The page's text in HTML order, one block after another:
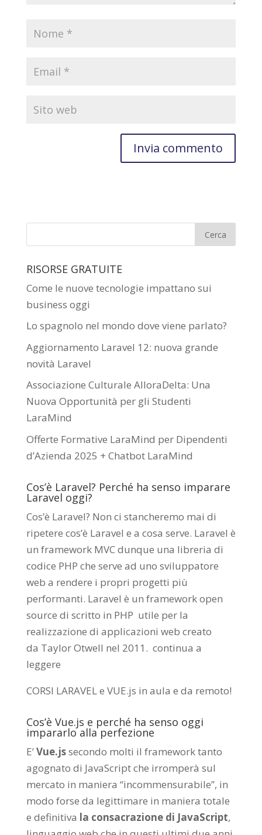
RISORSE GRATUITE
Come le nuove tecnologie impattano sui
business oggi
Lo spagnolo nel mondo dove viene parlato?
Aggiornamento Laravel 12: nuova grande
novità Laravel
Associazione Culturale AlloraDelta: Una
Nuova Opportunità per gli Studenti
LaraMind
Offerte Formative LaraMind per Dipendenti
d’Azienda 2025 + Chatbot LaraMind
Cos’è Laravel? Perché ha senso imparare
Laravel oggi?
Cos’è Laravel? Non ci stancheremo mai di
ripetere cos’è Laravel e a cosa serve. Laravel è
un framework MVC dunque una libreria di
codice PHP che serve ad uno sviluppatore
web a rendere i propri progetti più
performanti. Laravel è un framework open
source di scritto in PHP utile per la
realizzazione di applicazioni web creato
da Taylor Otwell nel 2011. continua a
leggere
CORSI LARAVEL e VUE.js in aula e da remoto!
Cos’è Vue.js e perché ha senso oggi
impararlo alla perfezione
E’Vue.jssecondo molti il framework tanto
agognato di JavaScript che irromperà sul
mercato in maniera “incommensurabile”, in
modo forse da legittimare in maniera totale
e definitiva la consacrazione di JavaScript,